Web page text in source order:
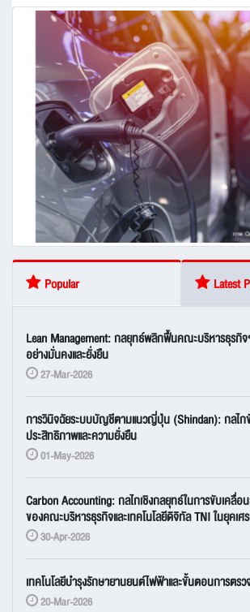
Popular Latest
Lean Management: กลยุทธ์พลิกฟื้นคณะบริหารธุรกิ
อย่างมั่นคงและยั่งยืน
27-Mar-2026
การวินิจฉัยระบบบัญชีตามแนวญี่ปุ่น (Shindan): กลไก
ประสิทธิภาพและความยั่งยืน
01-May-2026
Carbon Accounting: กลไกเชิงกลยุทธ์ในการขับเคลื่อ
ของคณะบริหารธุรกิจและเทคโนโลยีดิจิทัล TNI ในยุคเ
30-Apr-2026
เทคโนโลยีบำรุงรักษายานยนต์ไฟฟ้าและขั้นตอนการตร
20-Mar-2026